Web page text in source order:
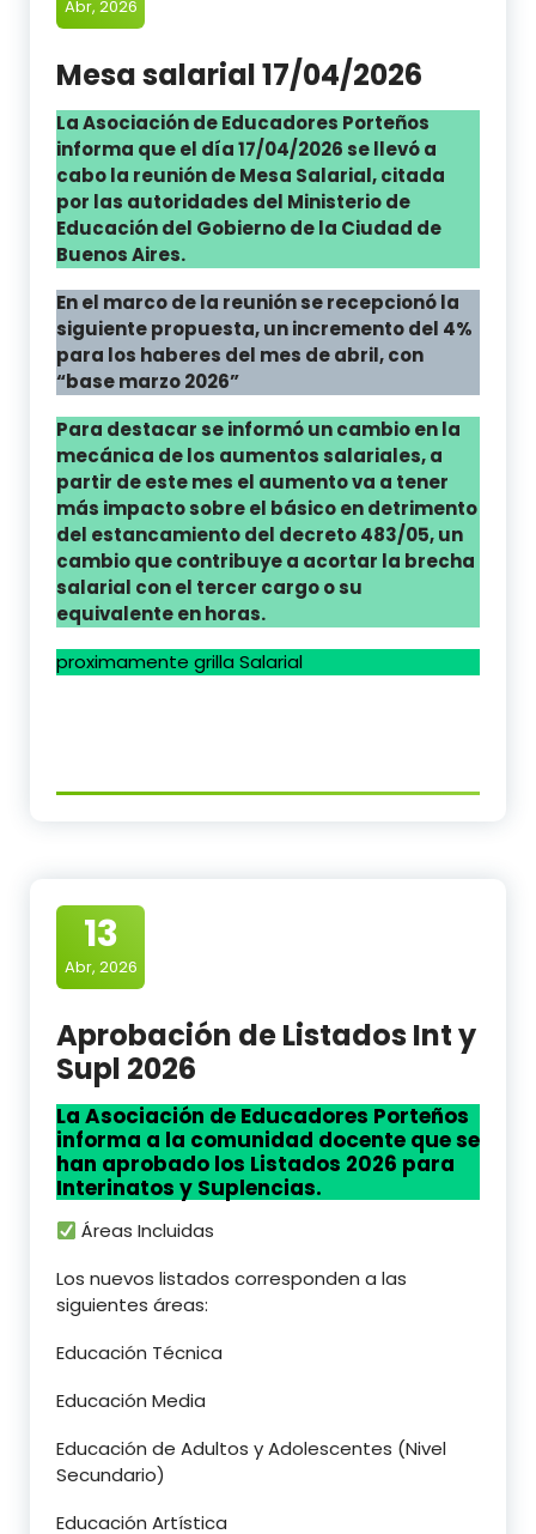
Abr, 2026
Mesa salarial 17/04/2026
La Asociación de Educadores Porteños
informa que el día 17/04/2026 se llevó a
cabo la reunión de Mesa Salarial, citada
por las autoridades del Ministerio de
Educación del Gobierno de la Ciudad de
Buenos Aires.
En el marco de la reunión se recepcionó la
siguiente propuesta, un incremento del 4%
para los haberes del mes de abril, con
“base marzo 2026”
Para destacar se informó un cambio en la
mecánica de los aumentos salariales, a
partir de este mes el aumento va a tener
más impacto sobre el básico en detrimento
del estancamiento del decreto 483/05, un
cambio que contribuye a acortar la brecha
salarial con el tercer cargo o su
equivalente en horas.
proximamente grilla Salarial
13
Abr, 2026
Aprobación de Listados Int y
Supl 2026
La Asociación de Educadores Porteños
informa a la comunidad docente que se
han aprobado los Listados 2026 para
Interinatos y Suplencias.
Áreas Incluidas
​Los nuevos listados corresponden a las
siguientes áreas:
​Educación Técnica
​Educación Media
​Educación de Adultos y Adolescentes (Nivel
Secundario)
​Educación Artística